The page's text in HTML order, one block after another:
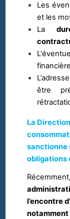
Les
et les
La
être
La
sanctionne
obligations
Récemment
l’encontre
notamment